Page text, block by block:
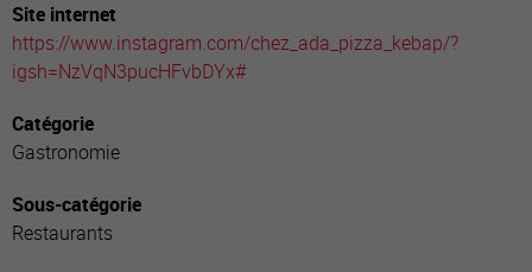
Site internet
https://www.instagram.com/chez_ada_pizza_kebap/?
igsh=NzVqN3pucHFvbDYx#
Catégorie
Gastronomie
Sous-catégorie
Restaurants